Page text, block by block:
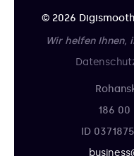
© 2026
Wir helfen Ihnen,
186
ID